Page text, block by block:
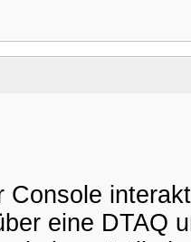
Console
eine DTAQ